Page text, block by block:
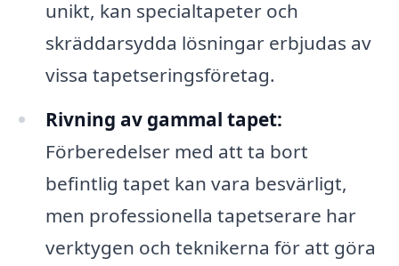
unikt, kan specialtapeter och
skräddarsydda lösningar erbjudas av
vissa tapetseringsföretag.
Rivning av gammal tapet:
Förberedelser med att ta bort
befintlig tapet kan vara besvärligt,
men professionella tapetserare har
verktygen och teknikerna för att göra